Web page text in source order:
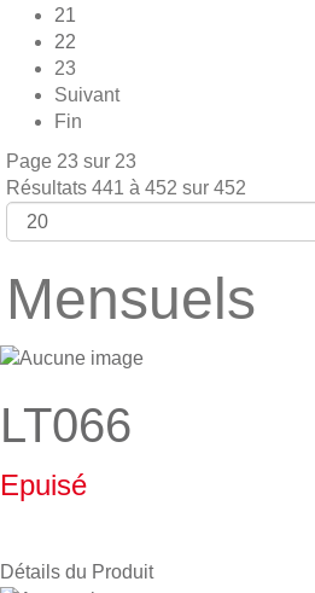
21
22
23
Suivant
Fin
Page 23 sur 23
Résultats 441 à 452 sur 452
Mensuels
LT066
Epuisé
Détails du Produit